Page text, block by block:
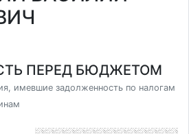
ПЕРЕД БЮДЖЕТОМ
имевшие задолженность по налогам